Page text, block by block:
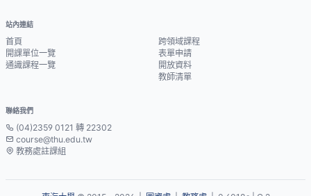
站內連結
首頁
開課單位一覽
通識課程一覽
跨領域課程
表單申請
開放資料
教師清單
聯絡我們
(04)2359 0121 轉 22302
course@thu.edu.tw
教務處註課組